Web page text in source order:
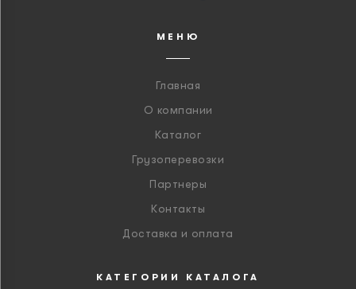
МЕНЮ
Главная
О компании
Каталог
Грузоперевозки
Партнеры
Контакты
Доставка и оплата
КАТЕГОРИИ КАТАЛОГА